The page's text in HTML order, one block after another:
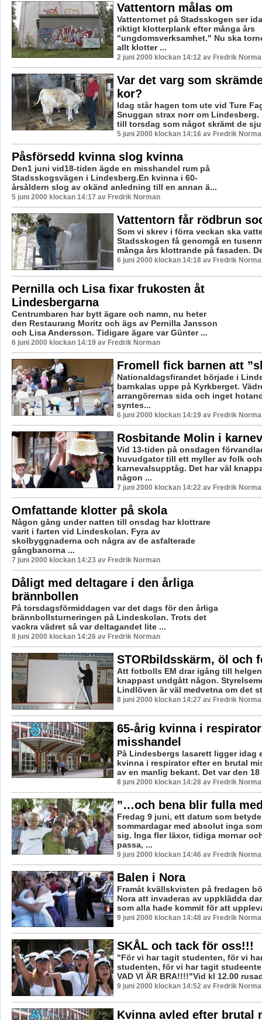
Vattentorn målas om
Vattentornet på Stadsskogen ser
riktigt klotterplank efter många års
"ungdomsverksamhet." Nu ska
allt klotter ...
2 juni 2000 klockan 14:12 av Fredrik
Var det varg som
kor?
Idag står hagen tom ute vid Ture
Snuggan strax norr om Lindesberg.
till torsdag som något skrämt de
5 juni 2000 klockan 14:16 av Fredrik
Påsförsedd kvinna slog kvinna
Den1 juni vid18-tiden ägde en misshandel rum på
Stadsskogsvägen i Lindesberg.En kvinna i 60-
årsåldern slog av okänd anledning till en annan ä...
5 juni 2000 klockan 14:17 av Fredrik Norman
Vattentorn får rödbrun
Som vi skrev i förra veckan ska
Stadsskogen få genomgå en
många års klottrande på fasaden.
6 juni 2000 klockan 14:18 av Fredrik
Pernilla och Lisa fixar frukosten åt
Lindesbergarna
Centrumbaren har bytt ägare och namn, nu heter
den Restaurang Moritz och ägs av Pernilla Jansson
och Lisa Andersson. Tidigare ägare var Günter ...
6 juni 2000 klockan 14:19 av Fredrik Norman
Fromell fick barnen att
Nationaldagsfirandet började i
barnkalas uppe på Kyrkberget.
arrangörernas sida och inget
syntes...
6 juni 2000 klockan 14:19 av Fredrik
Rosbitande Molin i
Vid 13-tiden på onsdagen
huvudgator till ett myller av folk
karnevalsupptåg. Det har väl
någon ...
7 juni 2000 klockan 14:22 av Fredrik
Omfattande klotter på skola
Någon gång under natten till onsdag har klottrare
varit i farten vid Lindeskolan. Fyra av
skolbyggnaderna och några av de asfalterade
gångbanorna ...
7 juni 2000 klockan 14:23 av Fredrik Norman
Dåligt med deltagare i den årliga
brännbollen
På torsdagsförmiddagen var det dags för den årliga
brännbollsturneringen på Lindeskolan. Trots det
vackra vädret så var deltagandet lite ...
8 juni 2000 klockan 14:26 av Fredrik Norman
STORbildsskärm, öl och
Att fotbolls EM drar igång till
knappast undgått någon.
Lindlöven är väl medvetna om det
8 juni 2000 klockan 14:27 av Fredrik
65-årig kvinna i
misshandel
På Lindesbergs lasarett ligger idag
kvinna i respirator efter en brutal
av en manlig bekant. Det var den 18
8 juni 2000 klockan 14:28 av Fredrik
”…och bena blir fulla
Fredag 9 juni, ett datum som
sommardagar med absolut inga
sig. Inga fler läxor, tidiga mornar
passa, ...
9 juni 2000 klockan 14:46 av Fredrik
Balen i Nora
Framåt kvällskvisten på fredagen
Nora att invaderas av uppklädda
som alla hade kommit för att
9 juni 2000 klockan 14:48 av Fredrik
SKÅL och tack för oss!!!
"För vi har tagit studenten, för vi
studenten, för vi har tagit
VAD VI ÄR BRA!!!!"Vid kl 12.00
9 juni 2000 klockan 14:52 av Fredrik
Kvinna avled efter brutal